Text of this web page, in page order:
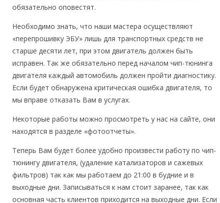
обязательно оповестят.
Необходимо знать, что наши мастера осуществляют
«перепрошивку ЭБУ» лишь для транспортных средств не
старше десяти лет, при этом двигатель должен быть
исправен. Так же обязательно перед началом чип-тюнинга
двигателя каждый автомобиль должен пройти диагностику.
Если будет обнаружена критическая ошибка двигателя, то
мы вправе отказать Вам в услугах.
Некоторые работы можно просмотреть у нас на сайте, они
находятся в разделе «фотоотчеты».
Теперь Вам будет более удобно произвести работу по чип-
тюнингу двигателя, (удаление катализаторов и сажевых
фильтров) так как мы работаем до 21:00 в будние и в
выходные дни. Записываться к нам стоит заранее, так как
основная часть клиентов приходится на выходные дни. Если